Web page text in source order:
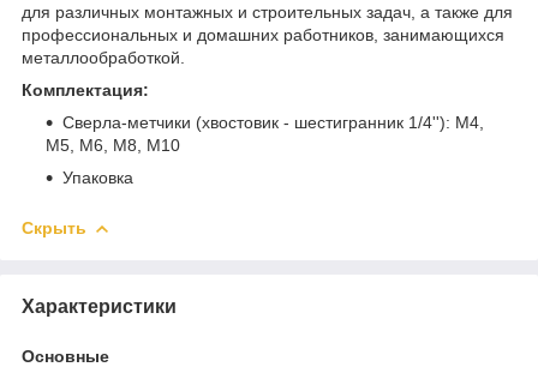
для различных монтажных и строительных задач, а также для
профессиональных и домашних работников, занимающихся
металлообработкой.
Комплектация:
Сверла-метчики (хвостовик - шестигранник 1/4''): M4,
M5, M6, M8, M10
Упаковка
Скрыть
Характеристики
Основные